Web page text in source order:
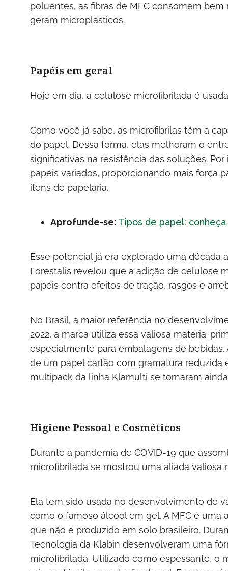
poluentes, as fibras de MFC consomem
geram microplásticos.
Papéis em geral
Hoje em dia, a celulose microfibrilada é
Como você já sabe, as microfibrilas têm a
do papel. Dessa forma, elas melhoram o
significativas na resistência das soluções.
papéis variados, proporcionando mais força
itens de papelaria.
Aprofunde-se: Tipos de papel:
Esse potencial já era explorado uma década
Forestalis revelou que a adição de celulose
papéis contra efeitos de tração, rasgos e
No Brasil, a maior referência no
2022, a marca utiliza essa valiosa matéria-
especialmente para embalagens de
de um papel cartão com gramatura reduzida
multipack da linha Klamulti se tornaram
Higiene Pessoal e Cosméticos
Durante a pandemia de COVID-19 que
microfibrilada se mostrou uma aliada valiosa
Ela tem sido usada no desenvolvimento de
como o famoso álcool em gel. A MFC é uma
que não é produzido em solo brasileiro.
Tecnologia da Klabin desenvolveram uma
microfibrilada. Utilizado como espessante, o